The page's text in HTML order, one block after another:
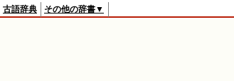
古語辞典 その他の辞書▼